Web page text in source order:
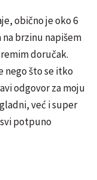
obično je oko 6
brzinu napišem
doručak.
nego što se itko
odgovor za moju
već i super
potpuno